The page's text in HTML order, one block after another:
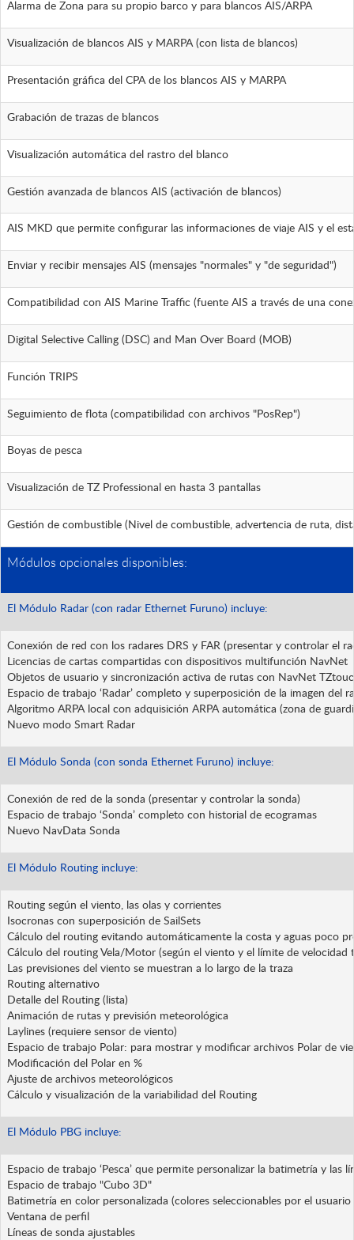
Alarma de Zona para su propio barco y para blancos AIS/ARPA
Visualización de blancos AIS y MARPA (con lista de blancos)
Presentación gráfica del CPA de los blancos AIS y MARPA
Grabación de trazas de blancos
Visualización automática del rastro del blanco
Gestión avanzada de blancos AIS (activación de blancos)
AIS MKD que permite configurar las informaciones de viaje AIS y el
Enviar y recibir mensajes AIS (mensajes "normales" y "de seguridad")
Compatibilidad con AIS Marine Traffic (fuente AIS a través de una
Digital Selective Calling (DSC) and Man Over Board (MOB)
Función TRIPS
Seguimiento de flota (compatibilidad con archivos "PosRep")
Boyas de pesca
Visualización de TZ Professional en hasta 3 pantallas
Gestión de combustible (Nivel de combustible, advertencia de ruta,
Módulos opcionales disponibles:
El Módulo Radar (con radar Ethernet Furuno) incluye:
Conexión de red con los radares DRS y FAR (presentar y controlar el
Licencias de cartas compartidas con dispositivos multifunción NavNet
Objetos de usuario y sincronización activa de rutas con NavNet
Espacio de trabajo ‘Radar’ completo y superposición de la imagen del
Algoritmo ARPA local con adquisición ARPA automática (zona de
Nuevo modo Smart Radar
El Módulo Sonda (con sonda Ethernet Furuno) incluye:
Conexión de red de la sonda (presentar y controlar la sonda)
Espacio de trabajo ‘Sonda’ completo con historial de ecogramas
Nuevo NavData Sonda
El Módulo Routing incluye:
Routing según el viento, las olas y corrientes
Isocronas con superposición de SailSets
Cálculo del routing evitando automáticamente la costa y aguas poco
Cálculo del routing Vela/Motor (según el viento y el límite de velocidad
Las previsiones del viento se muestran a lo largo de la traza
Routing alternativo
Detalle del Routing (lista)
Animación de rutas y previsión meteorológica
Laylines (requiere sensor de viento)
Espacio de trabajo Polar: para mostrar y modificar archivos Polar de
Modificación del Polar en %
Ajuste de archivos meteorológicos
Cálculo y visualización de la variabilidad del Routing
El Módulo PBG incluye:
Espacio de trabajo ‘Pesca’ que permite personalizar la batimetría y las
Espacio de trabajo "Cubo 3D"
Batimetría en color personalizada (colores seleccionables por el
Ventana de perfil
Líneas de sonda ajustables